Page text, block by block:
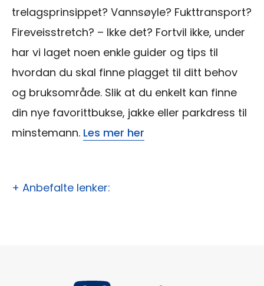
trelagsprinsippet? Vannsøyle? Fukttransport?
Fireveisstretch? – Ikke det? Fortvil ikke, under
har vi laget noen enkle guider og tips til
hvordan du skal finne plagget til ditt behov
og bruksområde. Slik at du enkelt kan finne
din nye favorittbukse, jakke eller parkdress til
minstemann. Les mer her
+ Anbefalte lenker: